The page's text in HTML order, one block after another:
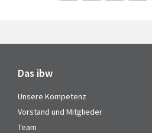
Das ibw
Unsere Kompetenz
Vorstand und Mitglieder
Team